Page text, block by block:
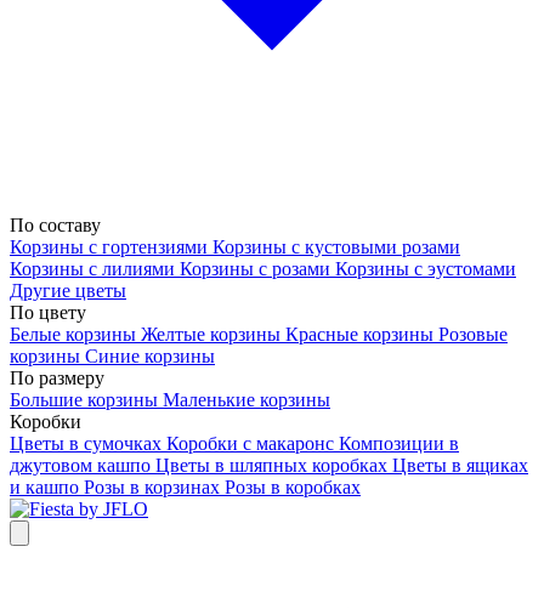
По составу
Корзины с гортензиями Корзины с кустовыми розами
Корзины с лилиями Корзины с розами Корзины с эустомами
Другие цветы
По цвету
Белые корзины Желтые корзины Красные корзины Розовые
корзины Синие корзины
По размеру
Большие корзины Маленькие корзины
Коробки
Цветы в сумочках Коробки с макаронс Композиции в
джутовом кашпо Цветы в шляпных коробках Цветы в ящиках
и кашпо Розы в корзинах Розы в коробках